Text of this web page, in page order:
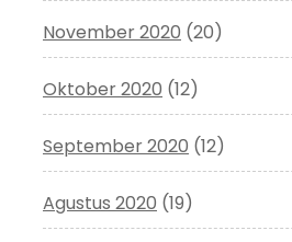
November 2020 (20)
Oktober 2020 (12)
September 2020 (12)
Agustus 2020 (19)